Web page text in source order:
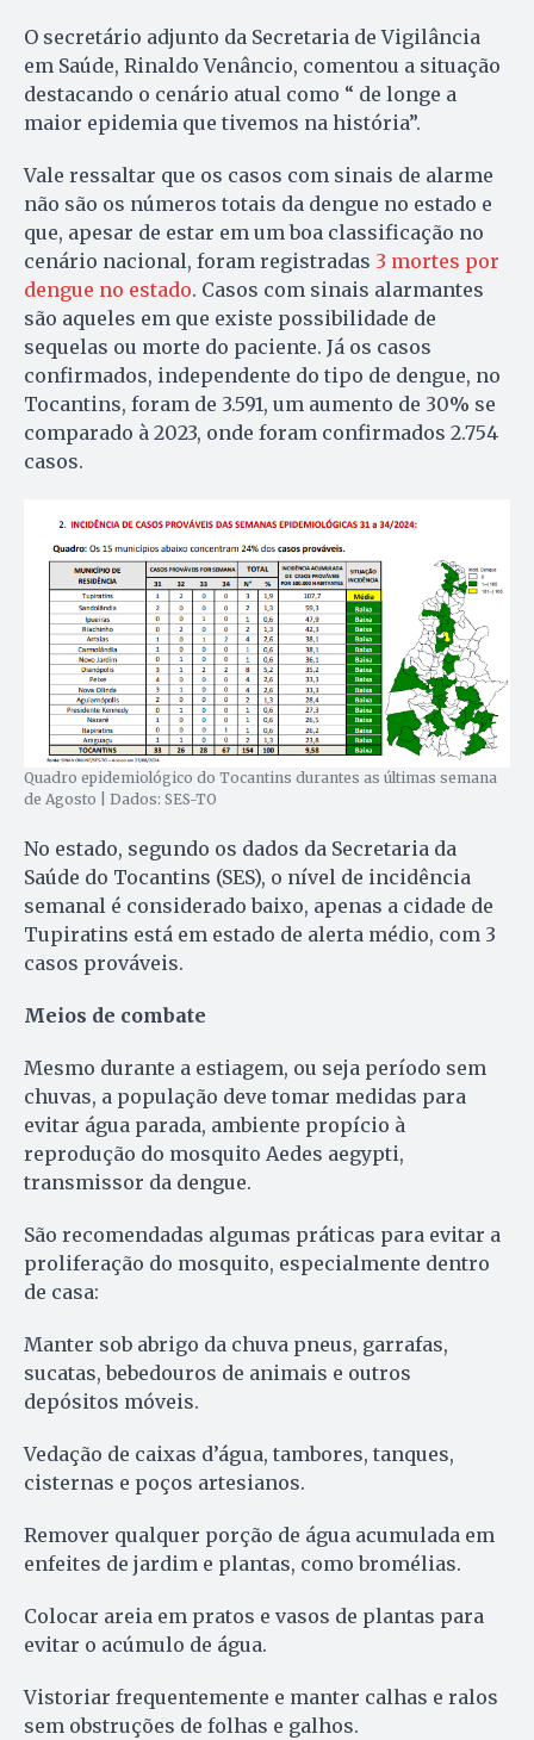
O secretário adjunto da Secretaria de Vigilância
em Saúde, Rinaldo Venâncio, comentou a situação
destacando o cenário atual como “ de longe a
maior epidemia que tivemos na história”.
Vale ressaltar que os casos com sinais de alarme
não são os números totais da dengue no estado e
que, apesar de estar em um boa classificação no
cenário nacional, foram registradas 3 mortes por
dengue no estado. Casos com sinais alarmantes
são aqueles em que existe possibilidade de
sequelas ou morte do paciente. Já os casos
confirmados, independente do tipo de dengue, no
Tocantins, foram de 3.591, um aumento de 30% se
comparado à 2023, onde foram confirmados 2.754
casos.
Quadro epidemiológico do Tocantins durantes as últimas semana
de Agosto | Dados: SES-TO
No estado, segundo os dados da Secretaria da
Saúde do Tocantins (SES), o nível de incidência
semanal é considerado baixo, apenas a cidade de
Tupiratins está em estado de alerta médio, com 3
casos prováveis.
Meios de combate
Mesmo durante a estiagem, ou seja período sem
chuvas, a população deve tomar medidas para
evitar água parada, ambiente propício à
reprodução do mosquito Aedes aegypti,
transmissor da dengue.
São recomendadas algumas práticas para evitar a
proliferação do mosquito, especialmente dentro
de casa:
Manter sob abrigo da chuva pneus, garrafas,
sucatas, bebedouros de animais e outros
depósitos móveis.
Vedação de caixas d’água, tambores, tanques,
cisternas e poços artesianos.
Remover qualquer porção de água acumulada em
enfeites de jardim e plantas, como bromélias.
Colocar areia em pratos e vasos de plantas para
evitar o acúmulo de água.
Vistoriar frequentemente e manter calhas e ralos
sem obstruções de folhas e galhos.